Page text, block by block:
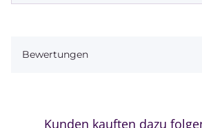
Bewertungen
Kunden kauften dazu